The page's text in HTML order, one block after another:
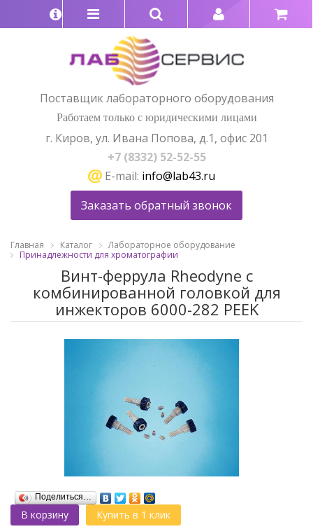
Поставщик лабораторного оборудования
Работаем только с юридическими лицами
г. Киров, ул. Ивана Попова, д.1, офис 201
+7 (8332) 52-52-55
E-mail: info@lab43.ru
Заказать обратный звонок
Главная Каталог
Лабораторное оборудование
Принадлежности для хроматографии
Винт-феррула Rheodyne с
комбинированной головкой для
инжекторов 6000-282 PEEK
Поделиться…
В корзину Купить в 1 клик